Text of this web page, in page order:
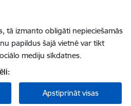
tā izmanto obligāti nepieciešamās
papildus šajā vietnē var tikt
mediju sīkdatnes.
Apstiprināt visas